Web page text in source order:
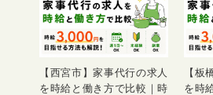
【西宮市】家事代行の求人
を時給と働き方で比較｜時
【板
を時